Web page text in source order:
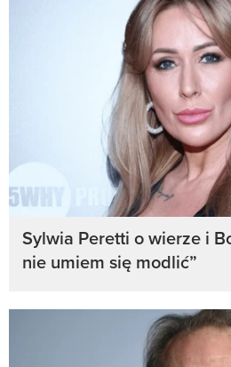
Sylwia Peretti o wierze i
nie umiem się modlić”